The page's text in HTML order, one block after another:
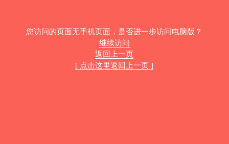
您访问的页面无手机页面，是否进一步访问电脑版？
继续访问
返回上一页
[ 点击这里返回上一页 ]